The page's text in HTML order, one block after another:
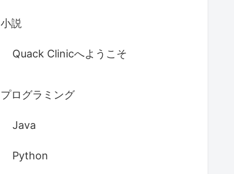
小説
Quack Clinicへようこそ
プログラミング
Java
Python